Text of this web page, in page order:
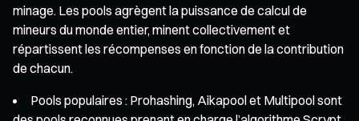
minage. Les pools agrègent la puissance de calcul de
mineurs du monde entier, minent collectivement et
répartissent les récompenses en fonction de la contribution
de chacun.
Pools populaires : Prohashing, Aikapool et Multipool sont